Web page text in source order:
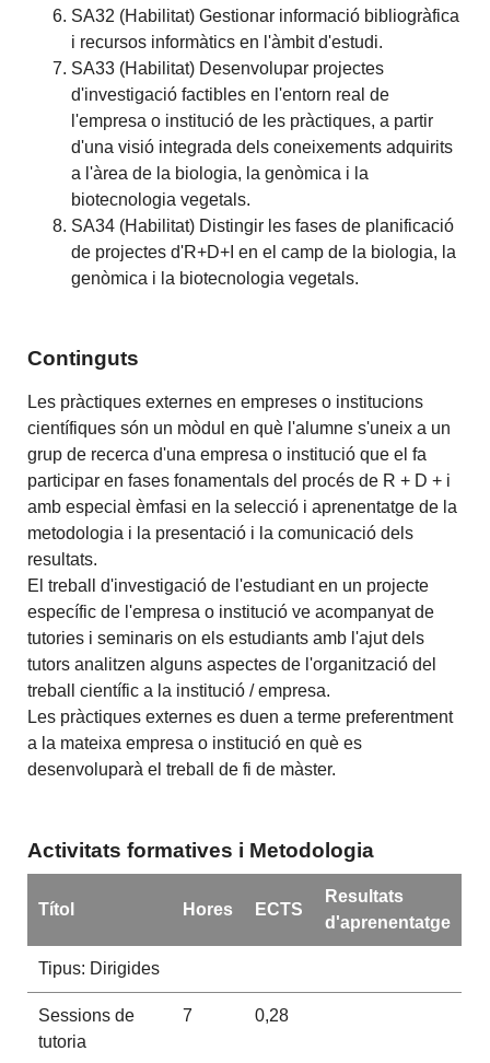
SA32 (Habilitat) Gestionar informació bibliogràfica
i recursos informàtics en l'àmbit d'estudi.
SA33 (Habilitat) Desenvolupar projectes
d'investigació factibles en l'entorn real de
l'empresa o institució de les pràctiques, a partir
d'una visió integrada dels coneixements adquirits
a l'àrea de la biologia, la genòmica i la
biotecnologia vegetals.
SA34 (Habilitat) Distingir les fases de planificació
de projectes d'R+D+I en el camp de la biologia, la
genòmica i la biotecnologia vegetals.
Continguts
Les pràctiques externes en empreses o institucions
científiques són un mòdul en què l'alumne s'uneix a un
grup de recerca d'una empresa o institució que el fa
participar en fases fonamentals del procés de R + D + i
amb especial èmfasi en la selecció i aprenentatge de la
metodologia i la presentació i la comunicació dels
resultats.
El treball d'investigació de l'estudiant en un projecte
específic de l'empresa o institució ve acompanyat de
tutories i seminaris on els estudiants amb l'ajut dels
tutors analitzen alguns aspectes de l'organització del
treball científic a la institució / empresa.
Les pràctiques externes es duen a terme preferentment
a la mateixa empresa o institució en què es
desenvoluparà el treball de fi de màster.
Activitats formatives i Metodologia
Títol Hores ECTS
Resultats
d'aprenentatge
Tipus: Dirigides
Sessions de
tutoria
7 0,28